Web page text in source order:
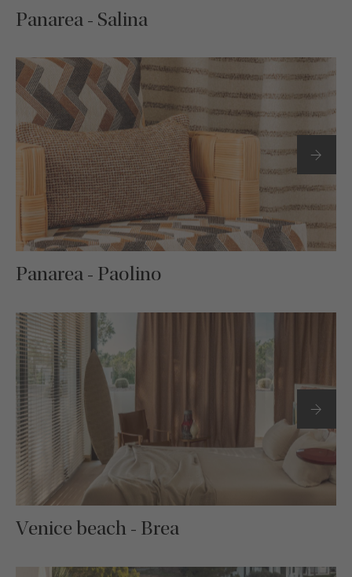
Panarea - Salina
Panarea - Paolino
Venice beach - Brea